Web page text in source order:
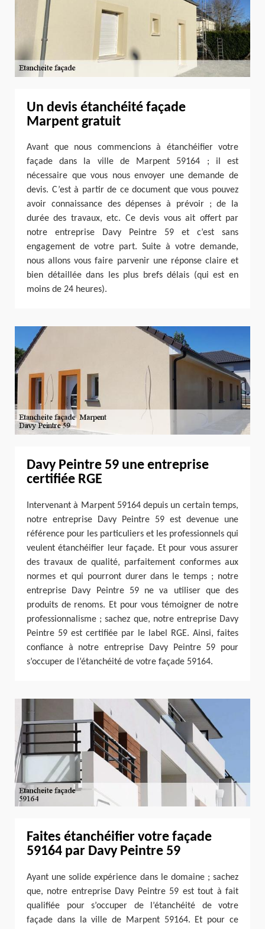
Un devis étanchéité façade
Marpent gratuit
Avant que nous commencions à étanchéifier votre
façade dans la ville de Marpent 59164 ; il est
nécessaire que vous nous envoyer une demande de
devis. C’est à partir de ce document que vous pouvez
avoir connaissance des dépenses à prévoir ; de la
durée des travaux, etc. Ce devis vous ait offert par
notre entreprise Davy Peintre 59 et c’est sans
engagement de votre part. Suite à votre demande,
nous allons vous faire parvenir une réponse claire et
bien détaillée dans les plus brefs délais (qui est en
moins de 24 heures).
Davy Peintre 59 une entreprise
certifiée RGE
Intervenant à Marpent 59164 depuis un certain temps,
notre entreprise Davy Peintre 59 est devenue une
référence pour les particuliers et les professionnels qui
veulent étanchéifier leur façade. Et pour vous assurer
des travaux de qualité, parfaitement conformes aux
normes et qui pourront durer dans le temps ; notre
entreprise Davy Peintre 59 ne va utiliser que des
produits de renoms. Et pour vous témoigner de notre
professionnalisme ; sachez que, notre entreprise Davy
Peintre 59 est certifiée par le label RGE. Ainsi, faites
confiance à notre entreprise Davy Peintre 59 pour
s’occuper de l’étanchéité de votre façade 59164.
Faites étanchéifier votre façade
59164 par Davy Peintre 59
Ayant une solide expérience dans le domaine ; sachez
que, notre entreprise Davy Peintre 59 est tout à fait
qualifiée pour s’occuper de l’étanchéité de votre
façade dans la ville de Marpent 59164. Et pour ce